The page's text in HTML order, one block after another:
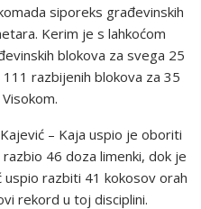
siporeks građevinskih
Kerim je s lahkoćom
blokova za svega 25
razbijenih blokova za 35
– Kaja uspio je oboriti
46 doza limenki, dok je
razbiti 41 kokosov orah
rekord u toj disciplini.